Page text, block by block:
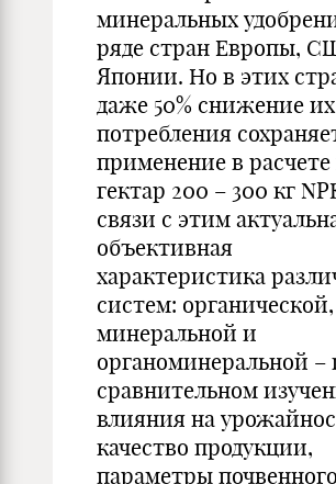
минеральных
ряде стран Европы,
Японии. Но в этих
даже 50% снижение их
потребления
применение в расчете
гектар 200 – 300 кг
связи с этим
объективная
характеристика
систем: органической,
минеральной и
органоминеральной –
сравнительном
влияния на
качество продукции,
параметры почвенного